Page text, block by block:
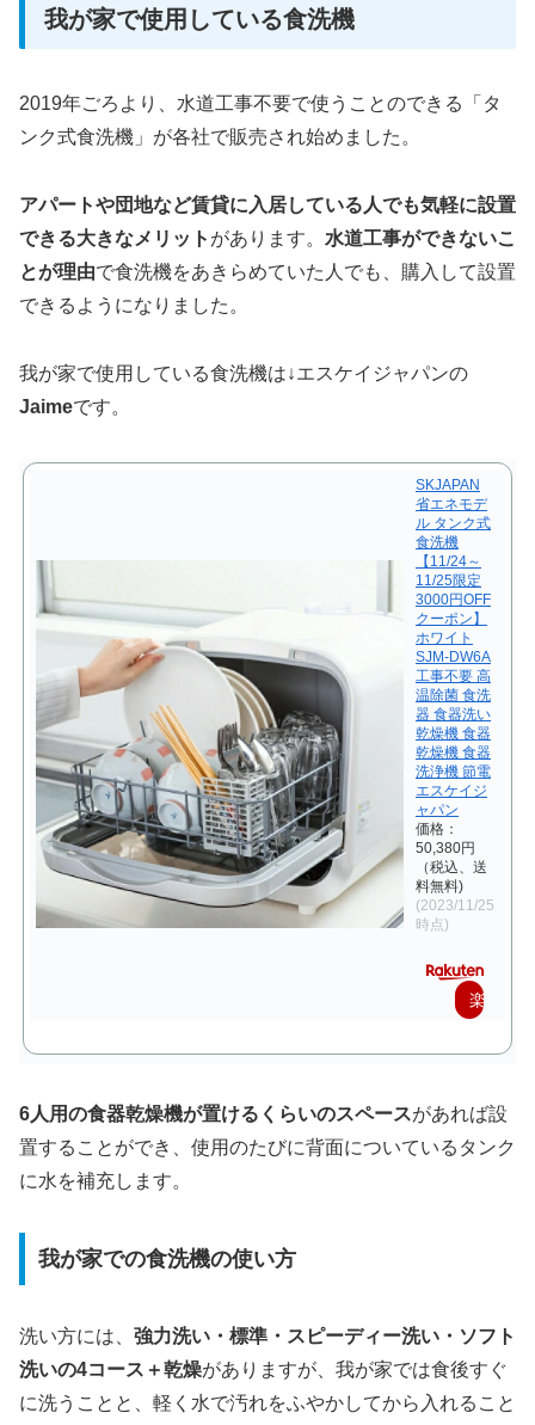
我が家で使用している食洗機
2019年ごろより、水道工事不要で使うことのできる「タ
ンク式食洗機」が各社で販売され始めました。
アパートや団地など賃貸に入居している人でも気軽に設置
できる大きなメリット があります。 水道工事ができないこ
とが理由で食洗機をあきらめていた人でも、購入して設置
できるようになりました。
我が家で使用している食洗機は↓エスケイジャパンの
Jaimeです。
SKJAPAN
省エネモデ
ル タンク式
食洗機
【11/24～
11/25限定
3000円OFF
クーポン】
ホワイト
SJM-DW6A
工事不要 高
温除菌 食洗
器 食器洗い
乾燥機 食器
乾燥機 食器
洗浄機 節電
エスケイジ
ャパン
価格：
50,380円
（税込、送
料無料)
(2023/11/25
時点)
楽
購
入
6人用の食器乾燥機が置けるくらいのスペースがあれば設
置することができ、使用のたびに背面についているタンク
に水を補充します。
我が家での食洗機の使い方
洗い方には、 強力洗い・標準・スピーディー洗い・ソフト
洗いの4コース＋乾燥がありますが、我が家では食後すぐ
に洗うことと、軽く水で汚れをふやかしてから入れること